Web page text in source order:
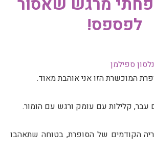
לפספס!
ספילמן
המוכשרת הזו אני אוהבת מאוד.
קלילות עם עומק ורגש עם הומור.
הקודמים של הסופרת, בטוחה שתאהבו